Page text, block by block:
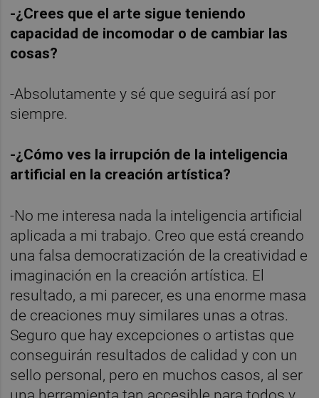
-¿Crees que el arte sigue teniendo
capacidad de incomodar o de cambiar las
cosas?
-Absolutamente y sé que seguirá así por
siempre.
-¿Cómo ves la irrupción de la inteligencia
artificial en la creación artística?
-No me interesa nada la inteligencia artificial
aplicada a mi trabajo. Creo que está creando
una falsa democratización de la creatividad e
imaginación en la creación artística. El
resultado, a mi parecer, es una enorme masa
de creaciones muy similares unas a otras.
Seguro que hay excepciones o artistas que
conseguirán resultados de calidad y con un
sello personal, pero en muchos casos, al ser